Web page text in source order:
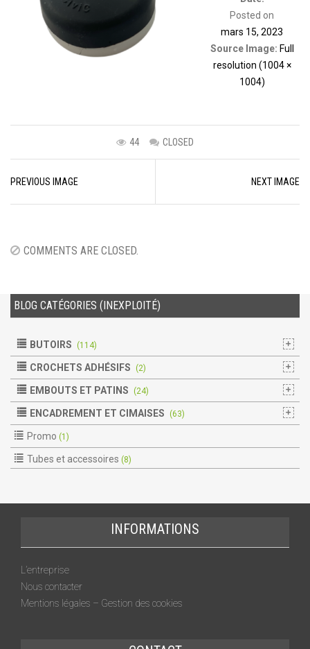
Posted on
mars 15, 2023
Source Image: Full
resolution (1004 ×
1004)
44 CLOSED
navigation
PREVIOUS IMAGE NEXT IMAGE
COMMENTS ARE CLOSED.
BLOG CATÉGORIES (INEXPLOITÉ)
BUTOIRS (114)
CROCHETS ADHÉSIFS (2)
EMBOUTS ET PATINS (24)
ENCADREMENT ET CIMAISES (63)
Promo (1)
Tubes et accessoires (8)
INFORMATIONS
L’entreprise
Nous contacter
Mentions légales – Gestion des cookies